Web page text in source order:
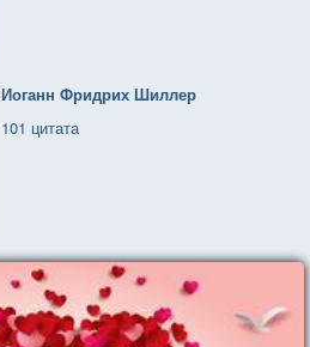
Иоганн Фридрих Шиллер
101 цитата